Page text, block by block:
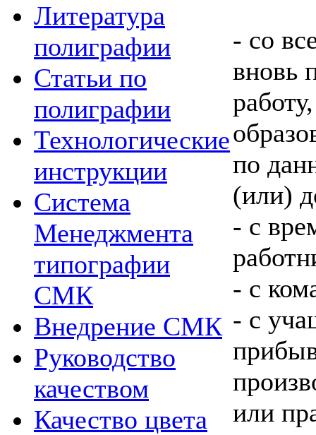
Литература
полиграфии
Статьи по
полиграфии
Технологические
инструкции
Система
Менеджмента
типографии
СМК
Внедрение СМК
Руководство
качеством
Качество цвета
- со
вновь
по
(или)
- с
- с
- с
или